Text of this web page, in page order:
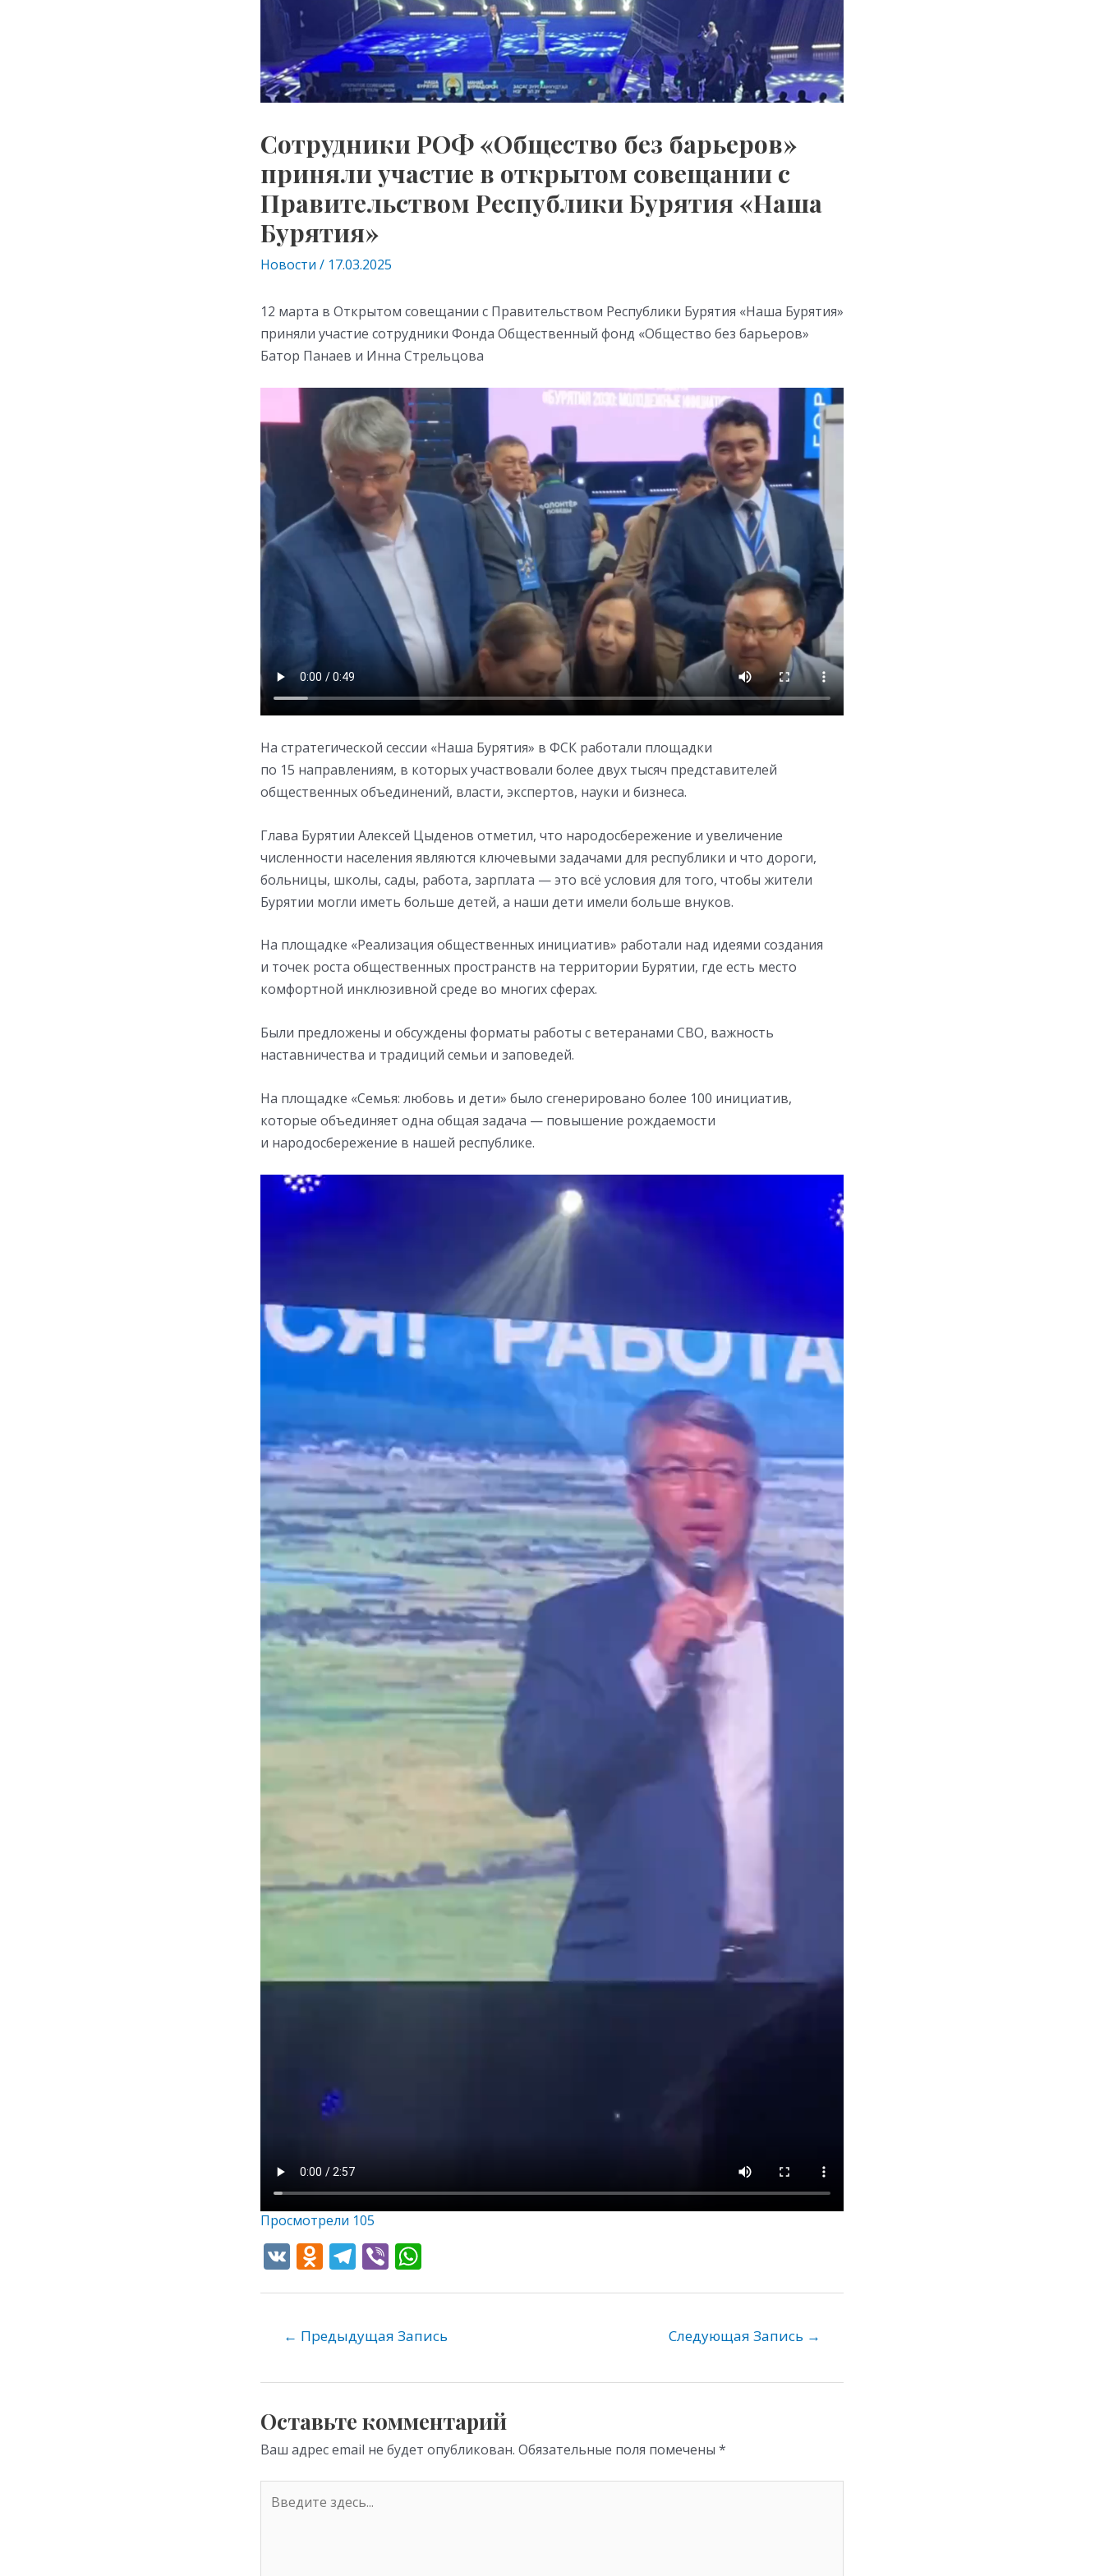
Сотрудники РОФ «Общество без барьеров»
приняли участие в открытом совещании с
Правительством Республики Бурятия «Наша
Бурятия»
Новости / 17.03.2025
12 марта в Открытом совещании с Правительством Республики Бурятия «Наша Бурятия»
приняли участие сотрудники Фонда Общественный фонд «Общество без барьеров»
Батор Панаев и Инна Стрельцова
На стратегической сессии «Наша Бурятия» в ФСК работали площадки
по 15 направлениям, в которых участвовали более двух тысяч представителей
общественных объединений, власти, экспертов, науки и бизнеса.
Глава Бурятии Алексей Цыденов отметил, что народосбережение и увеличение
численности населения являются ключевыми задачами для республики и что дороги,
больницы, школы, сады, работа, зарплата — это всё условия для того, чтобы жители
Бурятии могли иметь больше детей, а наши дети имели больше внуков.
На площадке «Реализация общественных инициатив» работали над идеями создания
и точек роста общественных пространств на территории Бурятии, где есть место
комфортной инклюзивной среде во многих сферах.
Были предложены и обсуждены форматы работы с ветеранами СВО, важность
наставничества и традиций семьи и заповедей.
На площадке «Семья: любовь и дети» было сгенерировано более 100 инициатив,
которые объединяет одна общая задача — повышение рождаемости
и народосбережение в нашей республике.
Просмотрели 105
V O
o
as
s
ni
ki
T
gr
m
Vi
s
p
p
← Предыдущая Запись Следующая Запись →
Оставьте комментарий
Ваш адрес email не будет опубликован. Обязательные поля помечены *
здесь...